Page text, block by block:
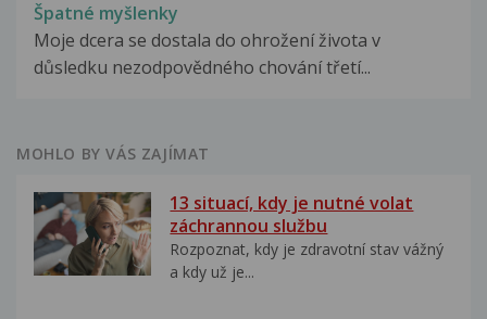
Špatné myšlenky
Moje dcera se dostala do ohrožení života v
důsledku nezodpovědného chování třetí...
MOHLO BY VÁS ZAJÍMAT
13 situací, kdy je nutné volat
záchrannou službu
Rozpoznat, kdy je zdravotní stav vážný
a kdy už je...